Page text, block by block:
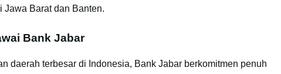
Jawa Barat dan Banten.
Bank Jabar
daerah terbesar di Indonesia, Bank Jabar berkomitmen penuh